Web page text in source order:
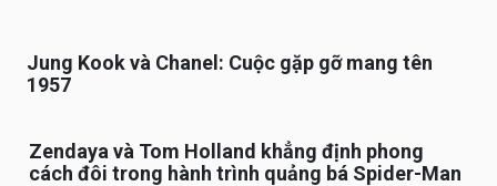
Jung Kook và Chanel: Cuộc gặp gỡ mang tên
1957
Zendaya và Tom Holland khẳng định phong
cách đôi trong hành trình quảng bá Spider-Man